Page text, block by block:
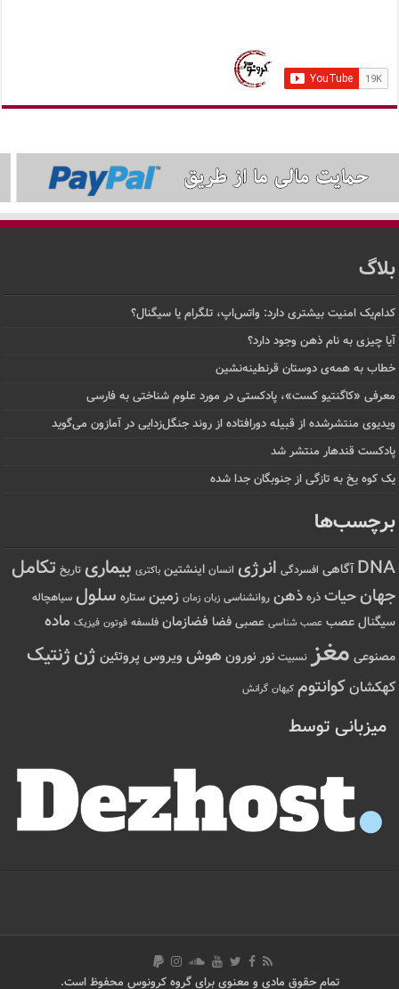
بلاگ
کدام‌یک امنیت بیشتری دارد: واتس‌اپ، تلگرام یا سیگنال؟
آیا چیزی به نام ذهن وجود دارد؟
خطاب به همه‌ی دوستان قرنطینه‌نشین
معرفی «کاگنتیو کست»، پادکستی در مورد علوم شناختی به فارسی
ویدیوی منتشرشده از قبیله دورافتاده‌ از روند جنگل‌زدایی در آمازون می‌گوید
پادکست قندهار منتشر شد
یک کوه یخ به تازگی از جنوبگان جدا شده
برچسب‌ها
DNA آگاهی افسردگی انرژی انسان اینشتین باکتری بیماری تاریخ تکامل
جهانحیات ذره ذهن روانشناسی زبان زمان زمین ستاره سلول سیاهچاله
سیگنال عصب عصب شناسی عصبی فضا فضازمان فلسفه فوتون فیزیک ماده
مصنوعی مغز نسبیت نور نورون هوش ویروس پروتئین ژنژنتیک
کهکشانکوانتوم کیهان گرانش
میزبانی توسط
تمام حقوق مادی و معنوی برای گروه کرونوس محفوظ است.